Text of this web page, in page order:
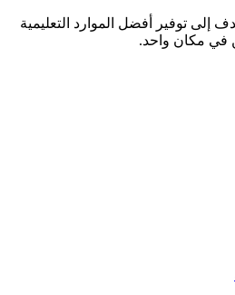
إلى توفير أفضل الموارد التعليمية
في مكان واحد.